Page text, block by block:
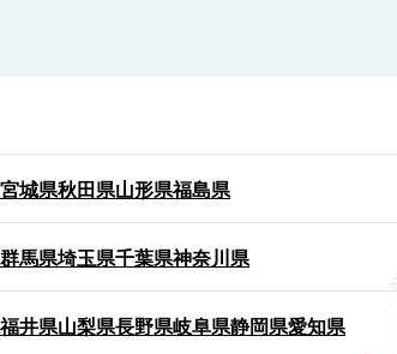
宮城県秋田県山形県福島県
群馬県埼玉県千葉県神奈川県
福井県山梨県長野県岐阜県静岡県愛知県